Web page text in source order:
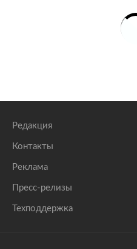
Редакция
Контакты
Реклама
Пресс-релизы
Техподдержка